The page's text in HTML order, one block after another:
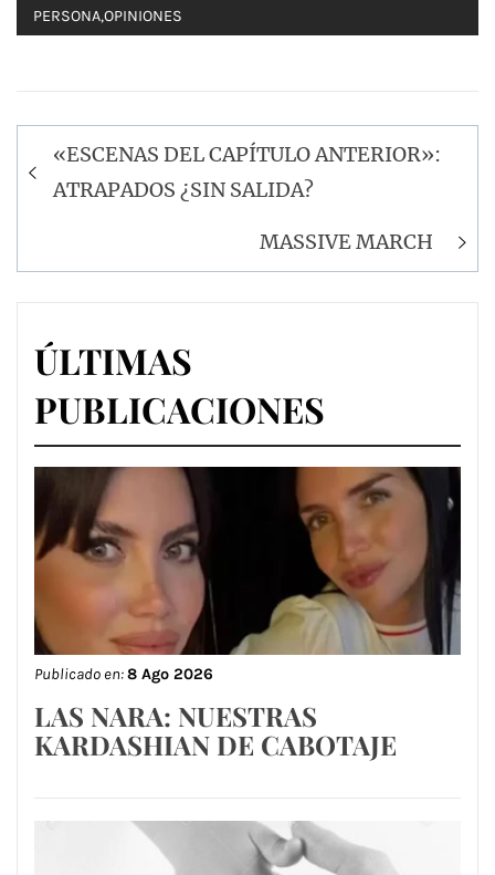
PERSONA,OPINIONES
Navegación
de
«ESCENAS DEL CAPÍTULO ANTERIOR»:
ATRAPADOS ¿SIN SALIDA?
MASSIVE MARCH
ÚLTIMAS
PUBLICACIONES
Publicado en:8 Ago 2026
LAS NARA: NUESTRAS
KARDASHIAN DE CABOTAJE